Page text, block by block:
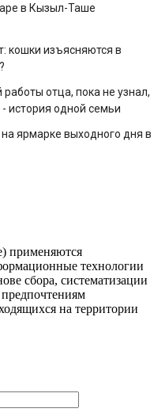
в Кызыл-Таше
кошки изъясняются в
отца, пока не узнал,
история одной семьи
ярмарке выходного дня в
применяются
технологии
сбора, систематизации
на территории